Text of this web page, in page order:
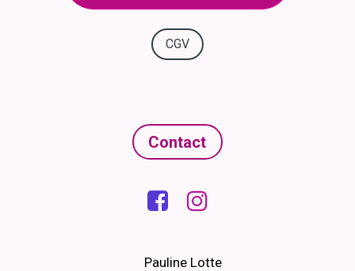
CGV
Contact
 
Pauline Lotte